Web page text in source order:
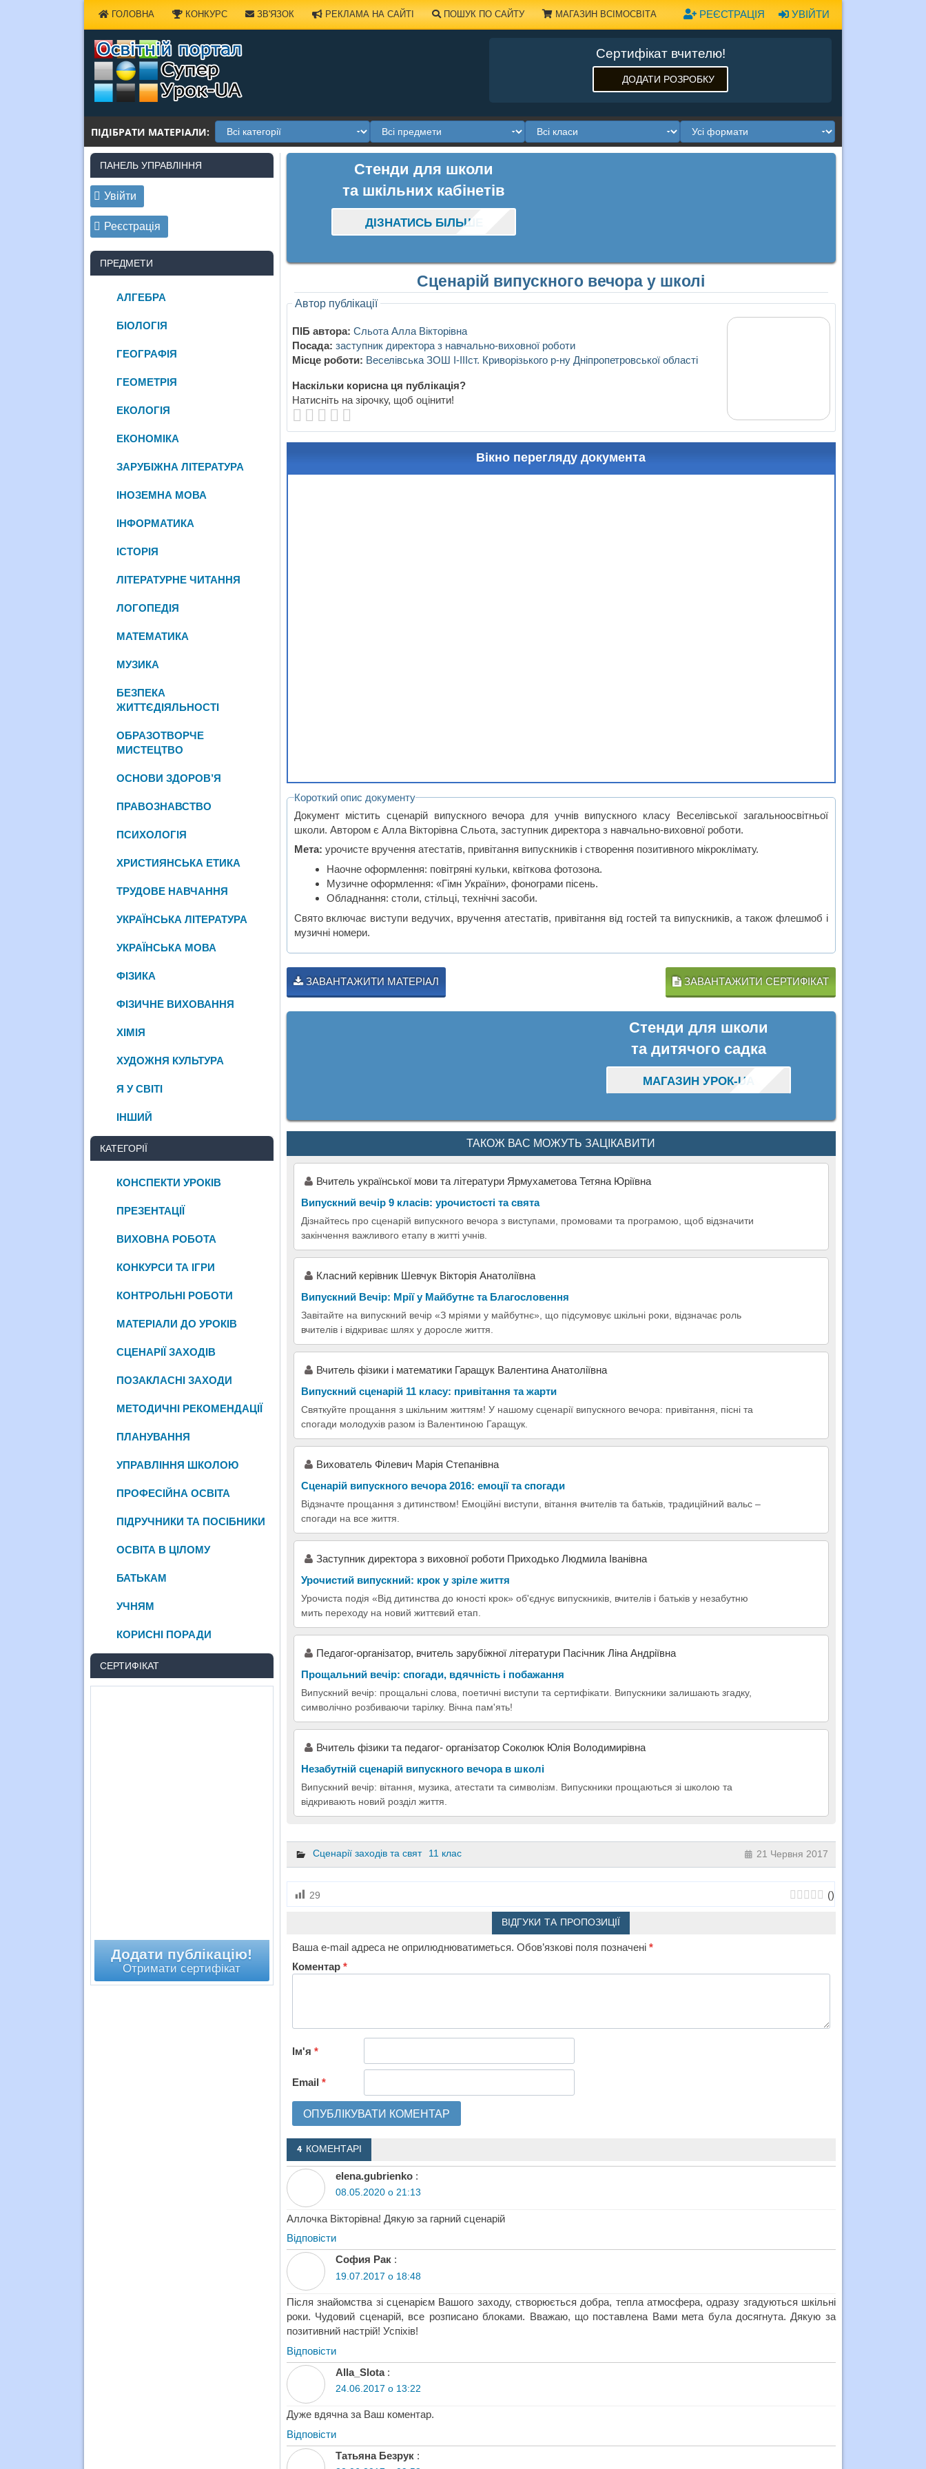
УВІЙТИ
РЕЄСТРАЦІЯ
ГОЛОВНА КОНКУРС ЗВ'ЯЗОК РЕКЛАМА НА САЙТІ ПОШУК ПО САЙТУ МАГАЗИН ВСІМОСВІТА
Сертифікат вчителю!
ДОДАТИ РОЗРОБКУ
ПІДІБРАТИ МАТЕРІАЛИ:
Стенди для школи
та шкільних кабінетів
ДІЗНАТИСЬ БІЛЬШЕ
Сценарій випускного вечора у школі
Автор публікації
ПІБ автора: Сльота Алла Вікторівна
Посада: заступник директора з навчально-виховної роботи
Місце роботи: Веселівська ЗОШ І-ІІІст. Криворізького р-ну Дніпропетровської області
Наскільки корисна ця публікація?
Натисніть на зірочку, щоб оцінити!
Вікно перегляду документа
Короткий опис документу
Документ містить сценарій випускного вечора для учнів випускного класу Веселівської загальноосвітньої
школи. Автором є Алла Вікторівна Сльота, заступник директора з навчально-виховної роботи.
Мета: урочисте вручення атестатів, привітання випускників і створення позитивного мікроклімату.
Наочне оформлення: повітряні кульки, квіткова фотозона.
Музичне оформлення: «Гімн України», фонограми пісень.
Обладнання: столи, стільці, технічні засоби.
Свято включає виступи ведучих, вручення атестатів, привітання від гостей та випускників, а також флешмоб і
музичні номери.
ЗАВАНТАЖИТИ МАТЕРІАЛ ЗАВАНТАЖИТИ СЕРТИФІКАТ
Стенди для школи
та дитячого садка
МАГАЗИН УРОК-UA
ТАКОЖ ВАС МОЖУТЬ ЗАЦІКАВИТИ
Вчитель української мови та літератури Ярмухаметова Тетяна Юріївна
Випускний вечір 9 класів: урочистості та свята
Дізнайтесь про сценарій випускного вечора з виступами, промовами та програмою, щоб відзначити
закінчення важливого етапу в житті учнів.
Класний керівник Шевчук Вікторія Анатоліївна
Випускний Вечір: Мрії у Майбутнє та Благословення
Завітайте на випускний вечір «З мріями у майбутнє», що підсумовує шкільні роки, відзначає роль
вчителів і відкриває шлях у доросле життя.
Вчитель фізики і математики Гаращук Валентина Анатоліївна
Випускний сценарій 11 класу: привітання та жарти
Святкуйте прощання з шкільним життям! У нашому сценарії випускного вечора: привітання, пісні та
спогади молодухів разом із Валентиною Гаращук.
Вихователь Філевич Марія Степанівна
Сценарій випускного вечора 2016: емоції та спогади
Відзначте прощання з дитинством! Емоційні виступи, вітання вчителів та батьків, традиційний вальс –
спогади на все життя.
Заступник директора з виховної роботи Приходько Людмила Іванівна
Урочистий випускний: крок у зріле життя
Урочиста подія «Від дитинства до юності крок» об'єднує випускників, вчителів і батьків у незабутню
мить переходу на новий життєвий етап.
Педагог-організатор, вчитель зарубіжної літератури Пасічник Ліна Андріївна
Прощальний вечір: спогади, вдячність і побажання
Випускний вечір: прощальні слова, поетичні виступи та сертифікати. Випускники залишають згадку,
символічно розбиваючи тарілку. Вічна пам'ять!
Вчитель фізики та педагог- організатор Соколюк Юлія Володимирівна
Незабутній сценарій випускного вечора в школі
Випускний вечір: вітання, музика, атестати та символізм. Випускники прощаються зі школою та
відкривають новий розділ життя.
Сценарії заходів та свят 11 клас 21 Червня 2017
29 ()
ВІДГУКИ ТА ПРОПОЗИЦІЇ
Ваша e-mail адреса не оприлюднюватиметься. Обов’язкові поля позначені *
Коментар *
Ім'я *
Email *
4 КОМЕНТАРІ
elena.gubrienko :
08.05.2020 о 21:13
Аллочка Вікторівна! Дякую за гарний сценарій
Відповіcти
София Рак :
19.07.2017 о 18:48
Після знайомства зі сценарієм Вашого заходу, створюється добра, тепла атмосфера, одразу згадуються шкільні
роки. Чудовий сценарій, все розписано блоками. Вважаю, що поставлена Вами мета була досягнута. Дякую за
позитивний настрій! Успіхів!
Відповіcти
Alla_Slota :
24.06.2017 о 13:22
Дуже вдячна за Ваш коментар.
Відповіcти
Татьяна Безрук :
ПАНЕЛЬ УПРАВЛІННЯ
Увійти
Реєстрація
ПРЕДМЕТИ
АЛГЕБРА
БІОЛОГІЯ
ГЕОГРАФІЯ
ГЕОМЕТРІЯ
ЕКОЛОГІЯ
ЕКОНОМІКА
ЗАРУБІЖНА ЛІТЕРАТУРА
ІНОЗЕМНА МОВА
ІНФОРМАТИКА
ІСТОРІЯ
ЛІТЕРАТУРНЕ ЧИТАННЯ
ЛОГОПЕДІЯ
МАТЕМАТИКА
МУЗИКА
БЕЗПЕКА
ЖИТТЄДІЯЛЬНОСТІ
ОБРАЗОТВОРЧЕ
МИСТЕЦТВО
ОСНОВИ ЗДОРОВ’Я
ПРАВОЗНАВСТВО
ПСИХОЛОГІЯ
ХРИСТИЯНСЬКА ЕТИКА
ТРУДОВЕ НАВЧАННЯ
УКРАЇНСЬКА ЛІТЕРАТУРА
УКРАЇНСЬКА МОВА
ФІЗИКА
ФІЗИЧНЕ ВИХОВАННЯ
ХІМІЯ
ХУДОЖНЯ КУЛЬТУРА
Я У СВІТІ
ІНШИЙ
КАТЕГОРІЇ
КОНСПЕКТИ УРОКІВ
ПРЕЗЕНТАЦІЇ
ВИХОВНА РОБОТА
КОНКУРСИ ТА ІГРИ
КОНТРОЛЬНІ РОБОТИ
МАТЕРІАЛИ ДО УРОКІВ
СЦЕНАРІЇ ЗАХОДІВ
ПОЗАКЛАСНІ ЗАХОДИ
МЕТОДИЧНІ РЕКОМЕНДАЦІЇ
ПЛАНУВАННЯ
УПРАВЛІННЯ ШКОЛОЮ
ПРОФЕСІЙНА ОСВІТА
ПІДРУЧНИКИ ТА ПОСІБНИКИ
ОСВІТА В ЦІЛОМУ
БАТЬКАМ
УЧНЯМ
КОРИСНІ ПОРАДИ
СЕРТИФІКАТ
Додати публікацію!
Отримати сертифікат